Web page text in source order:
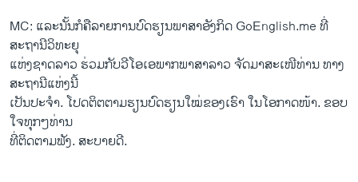
MC: ແລະນັ້ນກໍຄືລາຍການບົດຮຽນພາສາອັງກິດ GoEnglish.me ທີ່
ສະຖານີວິທະຍຸ
ແຫ່ງຊາດລາວ ຮ່ວມກັບວີໂອເອພາກພາສາລາວ ຈັດມາສະເໜີທ່ານ ທາງ
ສະຖານີແຫ່ງນີ້
ເປັນປະຈໍາ. ໂປດຕິຕຕາມຮຽນບົດຮຽນໃໝ່ຂອງເຮົາ ໃນໂອກາດໜ້າ. ຂອບ
ໃຈທຸກໆທ່ານ
ທີ່ຕິດຕາມຟັງ. ສະບາຍດີ.